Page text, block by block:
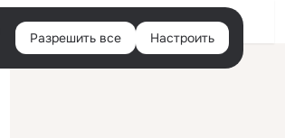
Войти
Разрешить все Настроить